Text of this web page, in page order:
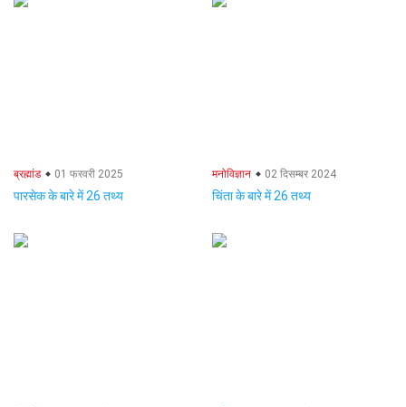
ब्रह्मांड 01 फरवरी 2025
पारसेक के बारे में 26 तथ्य
मनोविज्ञान 02 दिसम्बर 2024
चिंता के बारे में 26 तथ्य